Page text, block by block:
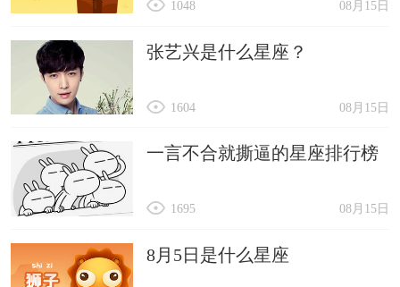
08月15日
1048
张艺兴是什么星座？
08月15日
1604
一言不合就撕逼的星座排行榜
08月15日
1695
8月5日是什么星座